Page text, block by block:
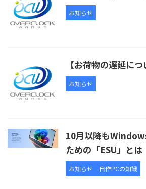
お知らせ
【お荷物の遅延につ
お知らせ
10月以降も
ための「ESU」とは
お知らせ 自作PCの知識